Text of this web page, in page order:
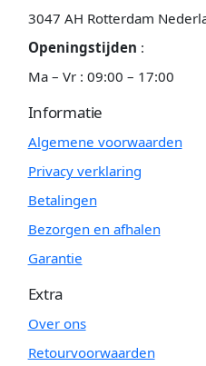
3047 AH Rotterdam
Openingstijden :
Ma – Vr : 09:00 – 17:00
Informatie
Algemene voorwaarden
Privacy verklaring
Betalingen
Bezorgen en afhalen
Garantie
Extra
Over ons
Retourvoorwaarden